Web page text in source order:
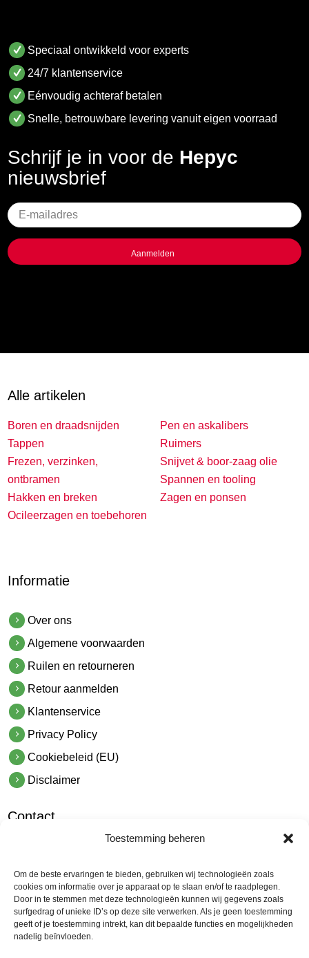
Toestemming beheren
Om de beste ervaringen te bieden, gebruiken wij technologieën zoals
cookies om informatie over je apparaat op te slaan en/of te raadplegen.
Door in te stemmen met deze technologieën kunnen wij gegevens zoals
surfgedrag of unieke ID’s op deze site verwerken. Als je geen toestemming
geeft of je toestemming intrekt, kan dit bepaalde functies en mogelijkheden
nadelig beïnvloeden.
Speciaal ontwikkeld voor experts
24/7 klantenservice
Eénvoudig achteraf betalen
Snelle, betrouwbare levering vanuit eigen voorraad
Schrijf je in voor de Hepyc
nieuwsbrief
Geen
titel
Alle artikelen
Boren en draadsnijden
Tappen
Frezen, verzinken,
ontbramen
Hakken en breken
Ocileerzagen en toebehoren
Pen en askalibers
Ruimers
Snijvet & boor-zaag olie
Spannen en tooling
Zagen en ponsen
Informatie
Over ons
Algemene voorwaarden
Ruilen en retourneren
Retour aanmelden
Klantenservice
Privacy Policy
Cookiebeleid (EU)
Disclaimer
Contact
t.0228 53 00 40
e.info@hetindustriehuis.com
KVK 51483904
BTW NL850044522B01